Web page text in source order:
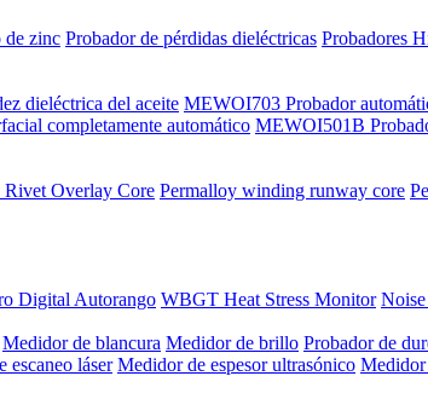
de zinc Probador de pérdidas dieléctricas Probadores
dieléctrica del aceite MEWOI703 Probador
completamente automático MEWOI501B
Rivet Overlay Core Permalloy winding runway core
Digital Autorango WBGT Heat Stress Monitor
Medidor de blancura Medidor de brillo Probador de
escaneo láser Medidor de espesor ultrasónico